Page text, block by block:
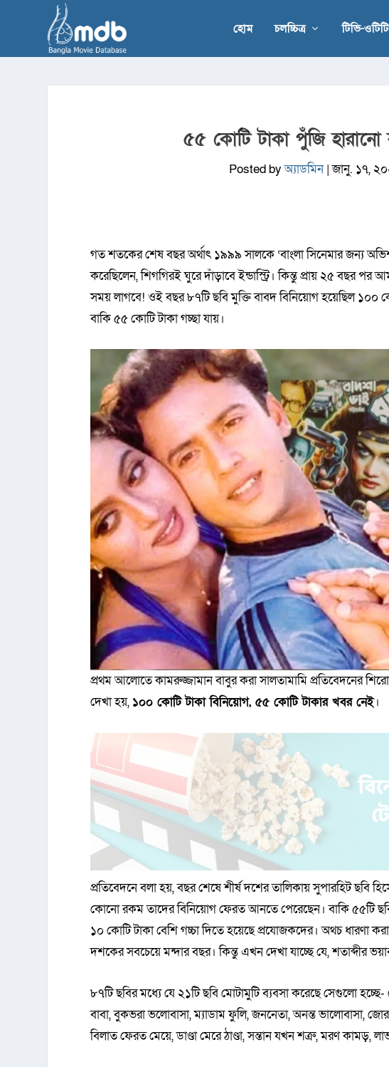
হোম চলচ্চিত্র টিভি-ওটিটি
৫৫ কোটি টাকা পুঁজি
Posted byঅ্যাডমিন|জানু. ১৭,
গত শতকের শেষ বছর অর্থাৎ ১৯৯৯ সালকে ‘বাংলা সিনেমার জন্য
করেছিলেন, শিগগিরই ঘুরে দাঁড়াবে ইন্ডাস্ট্রি। কিন্তু প্রায় ২৫ বছর
সময় লাগবে! ওই বছর ৮৭টি ছবি মুক্তি বাবদ বিনিয়োগ হয়েছিল ১০০
বাকি ৫৫ কোটি টাকা গচ্ছা যায়।
প্রথম আলোতে কামরুজ্জামান বাবুর করা সালতামামি প্রতিবেদনের
দেখা হয়, ১০০ কোটি টাকা বিনিয়োগ, ৫৫ কোটি টাকার খবর নেই।
প্রতিবেদনে বলা হয়, বছর শেষে শীর্ষ দশের তালিকায় সুপারহিট ছবি
কোনো রকম তাদের বিনিয়োগ ফেরত আনতে পেরেছেন। বাকি ৫৫টি
১০ কোটি টাকা বেশি গচ্চা দিতে হয়েছে প্রযোজকদের। অথচ ধারণা
দশকের সবচেয়ে মন্দার বছর। কিন্তু এখন দেখা যাচ্ছে যে, শতাব্দীর
৮৭টি ছবির মধ্যে যে ২১টি ছবি মোটামুটি ব্যবসা করেছে সেগুলো হচ্ছে-
বাবা, বুকভরা ভলোবাসা, ম্যাডাম ফুলি, জননেতা, অনন্ত ভালোবাসা,
বিলাত ফেরত মেয়ে, ডাণ্ডা মেরে ঠাণ্ডা, সন্তান যখন শত্রু, মরণ কামড়,